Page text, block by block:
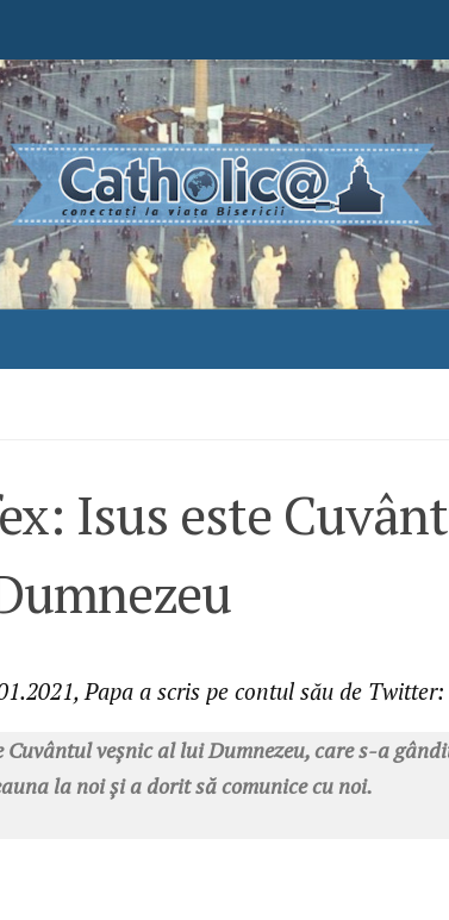
Isus este
Papa a scris pe contul său de Twitter:
Cuvântul veșnic al lui Dumnezeu, care s-a
la noi și a dorit să comunice cu noi.